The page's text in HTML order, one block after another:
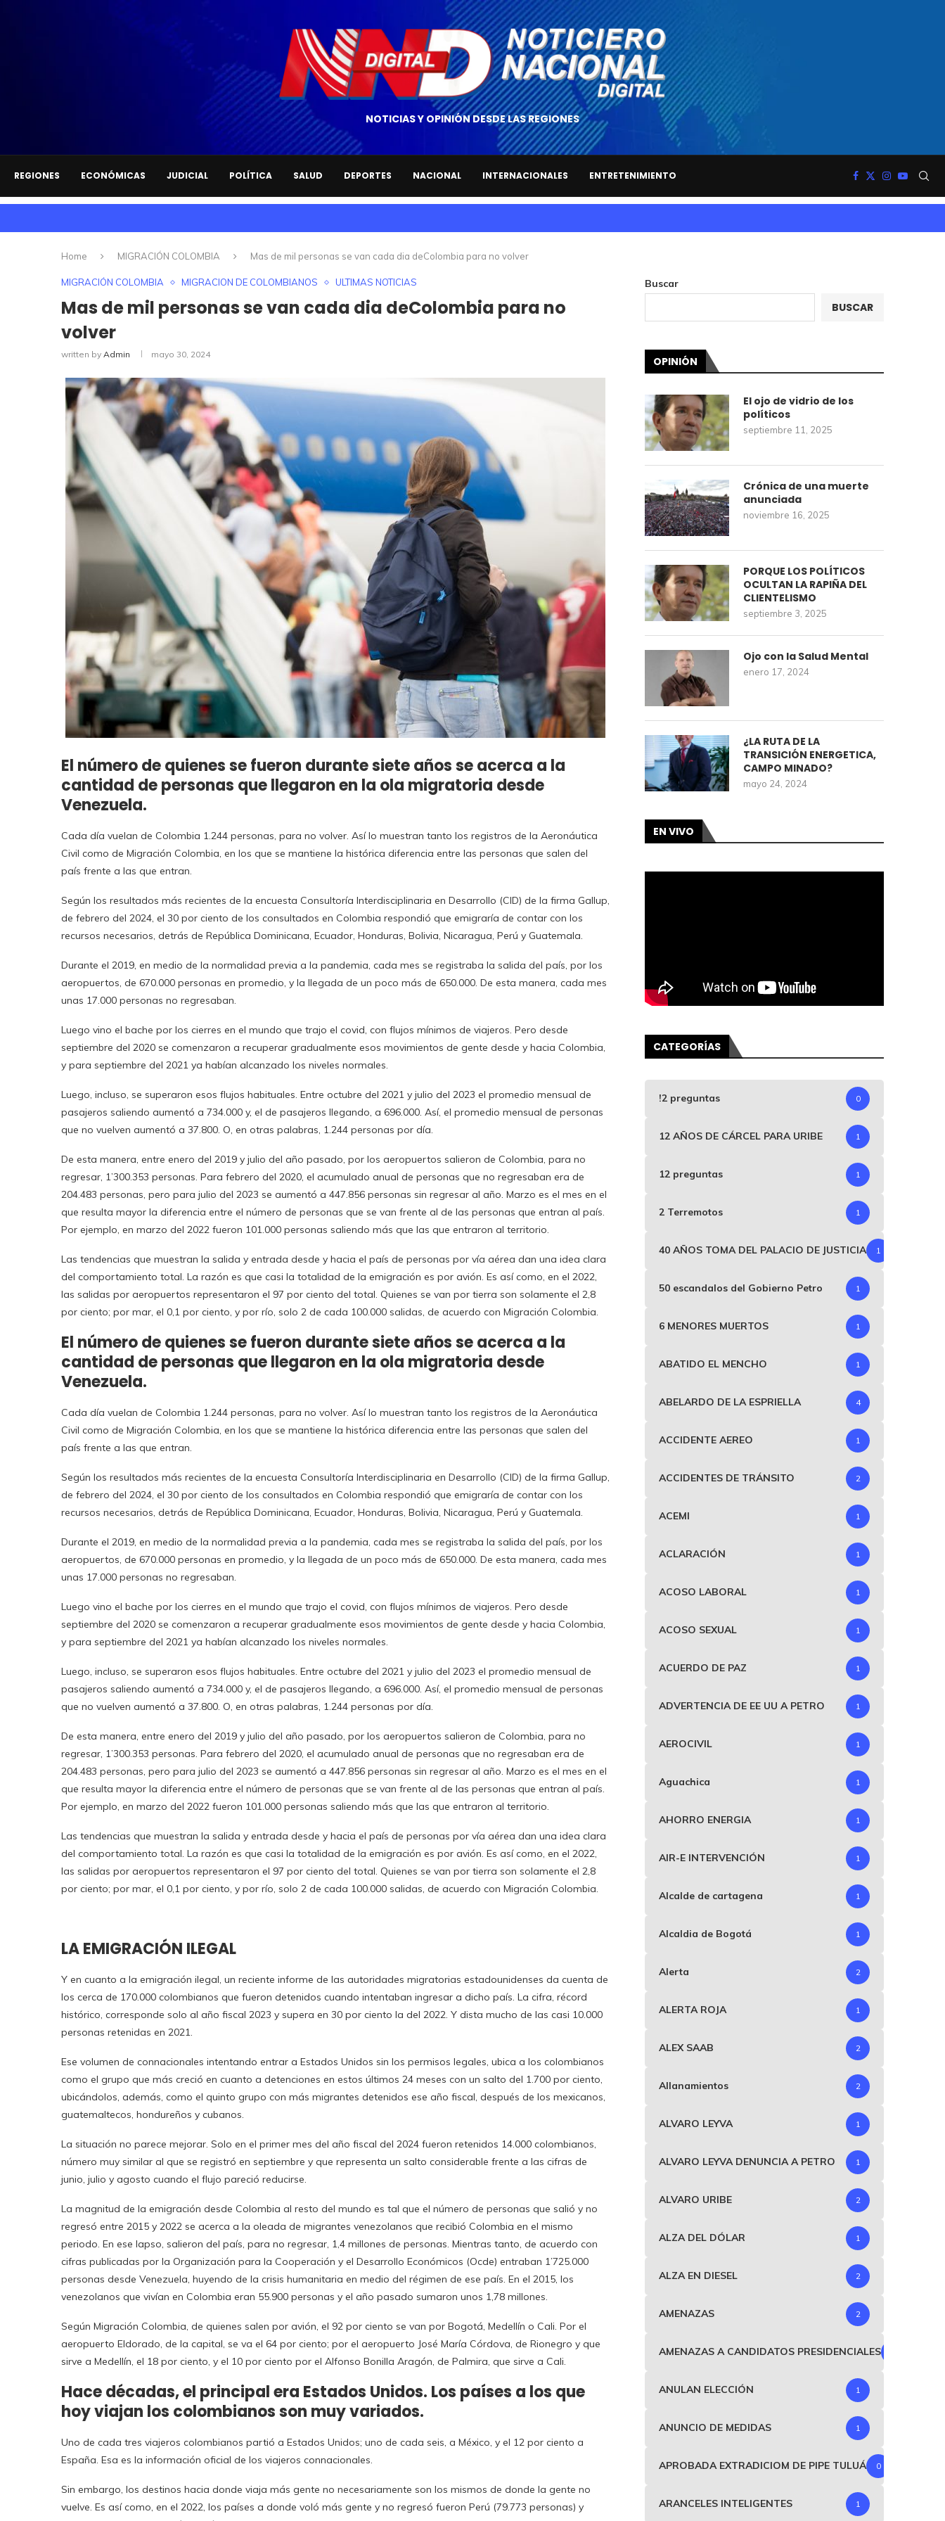
NOTICIAS Y OPINIÓN DESDE LAS REGIONES
REGIONES ECONÓMICAS JUDICIAL POLÍTICA SALUD DEPORTES NACIONAL INTERNACIONALES ENTRETENIMIENTO
Home MIGRACIÓN COLOMBIA Mas de mil personas se van cada dia deColombia para no volver
MIGRACIÓN COLOMBIA MIGRACION DE COLOMBIANOS ULTIMAS NOTICIAS
Mas de mil personas se van cada dia deColombia para no
volver
written by Admin mayo 30, 2024
El número de quienes se fueron durante siete años se acerca a la
cantidad de personas que llegaron en la ola migratoria desde
Venezuela.
Cada día vuelan de Colombia 1.244 personas, para no volver. Así lo muestran tanto los registros de la Aeronáutica
Civil como de Migración Colombia, en los que se mantiene la histórica diferencia entre las personas que salen del
país frente a las que entran.
Según los resultados más recientes de la encuesta Consultoría Interdisciplinaria en Desarrollo (CID) de la firma Gallup,
de febrero del 2024, el 30 por ciento de los consultados en Colombia respondió que emigraría de contar con los
recursos necesarios, detrás de República Dominicana, Ecuador, Honduras, Bolivia, Nicaragua, Perú y Guatemala.
Durante el 2019, en medio de la normalidad previa a la pandemia, cada mes se registraba la salida del país, por los
aeropuertos, de 670.000 personas en promedio, y la llegada de un poco más de 650.000. De esta manera, cada mes
unas 17.000 personas no regresaban.
Luego vino el bache por los cierres en el mundo que trajo el covid, con flujos mínimos de viajeros. Pero desde
septiembre del 2020 se comenzaron a recuperar gradualmente esos movimientos de gente desde y hacia Colombia,
y para septiembre del 2021 ya habían alcanzado los niveles normales.
Luego, incluso, se superaron esos flujos habituales. Entre octubre del 2021 y julio del 2023 el promedio mensual de
pasajeros saliendo aumentó a 734.000 y, el de pasajeros llegando, a 696.000. Así, el promedio mensual de personas
que no vuelven aumentó a 37.800. O, en otras palabras, 1.244 personas por día.
De esta manera, entre enero del 2019 y julio del año pasado, por los aeropuertos salieron de Colombia, para no
regresar, 1’300.353 personas. Para febrero del 2020, el acumulado anual de personas que no regresaban era de
204.483 personas, pero para julio del 2023 se aumentó a 447.856 personas sin regresar al año. Marzo es el mes en el
que resulta mayor la diferencia entre el número de personas que se van frente al de las personas que entran al país.
Por ejemplo, en marzo del 2022 fueron 101.000 personas saliendo más que las que entraron al territorio.
Las tendencias que muestran la salida y entrada desde y hacia el país de personas por vía aérea dan una idea clara
del comportamiento total. La razón es que casi la totalidad de la emigración es por avión. Es así como, en el 2022,
las salidas por aeropuertos representaron el 97 por ciento del total. Quienes se van por tierra son solamente el 2,8
por ciento; por mar, el 0,1 por ciento, y por río, solo 2 de cada 100.000 salidas, de acuerdo con Migración Colombia.
El número de quienes se fueron durante siete años se acerca a la
cantidad de personas que llegaron en la ola migratoria desde
Venezuela.
Cada día vuelan de Colombia 1.244 personas, para no volver. Así lo muestran tanto los registros de la Aeronáutica
Civil como de Migración Colombia, en los que se mantiene la histórica diferencia entre las personas que salen del
país frente a las que entran.
Según los resultados más recientes de la encuesta Consultoría Interdisciplinaria en Desarrollo (CID) de la firma Gallup,
de febrero del 2024, el 30 por ciento de los consultados en Colombia respondió que emigraría de contar con los
recursos necesarios, detrás de República Dominicana, Ecuador, Honduras, Bolivia, Nicaragua, Perú y Guatemala.
Durante el 2019, en medio de la normalidad previa a la pandemia, cada mes se registraba la salida del país, por los
aeropuertos, de 670.000 personas en promedio, y la llegada de un poco más de 650.000. De esta manera, cada mes
unas 17.000 personas no regresaban.
Luego vino el bache por los cierres en el mundo que trajo el covid, con flujos mínimos de viajeros. Pero desde
septiembre del 2020 se comenzaron a recuperar gradualmente esos movimientos de gente desde y hacia Colombia,
y para septiembre del 2021 ya habían alcanzado los niveles normales.
Luego, incluso, se superaron esos flujos habituales. Entre octubre del 2021 y julio del 2023 el promedio mensual de
pasajeros saliendo aumentó a 734.000 y, el de pasajeros llegando, a 696.000. Así, el promedio mensual de personas
que no vuelven aumentó a 37.800. O, en otras palabras, 1.244 personas por día.
De esta manera, entre enero del 2019 y julio del año pasado, por los aeropuertos salieron de Colombia, para no
regresar, 1’300.353 personas. Para febrero del 2020, el acumulado anual de personas que no regresaban era de
204.483 personas, pero para julio del 2023 se aumentó a 447.856 personas sin regresar al año. Marzo es el mes en el
que resulta mayor la diferencia entre el número de personas que se van frente al de las personas que entran al país.
Por ejemplo, en marzo del 2022 fueron 101.000 personas saliendo más que las que entraron al territorio.
Las tendencias que muestran la salida y entrada desde y hacia el país de personas por vía aérea dan una idea clara
del comportamiento total. La razón es que casi la totalidad de la emigración es por avión. Es así como, en el 2022,
las salidas por aeropuertos representaron el 97 por ciento del total. Quienes se van por tierra son solamente el 2,8
por ciento; por mar, el 0,1 por ciento, y por río, solo 2 de cada 100.000 salidas, de acuerdo con Migración Colombia.
LA EMIGRACIÓN ILEGAL
Y en cuanto a la emigración ilegal, un reciente informe de las autoridades migratorias estadounidenses da cuenta de
los cerca de 170.000 colombianos que fueron detenidos cuando intentaban ingresar a dicho país. La cifra, récord
histórico, corresponde solo al año fiscal 2023 y supera en 30 por ciento la del 2022. Y dista mucho de las casi 10.000
personas retenidas en 2021.
Ese volumen de connacionales intentando entrar a Estados Unidos sin los permisos legales, ubica a los colombianos
como el grupo que más creció en cuanto a detenciones en estos últimos 24 meses con un salto del 1.700 por ciento,
ubicándolos, además, como el quinto grupo con más migrantes detenidos ese año fiscal, después de los mexicanos,
guatemaltecos, hondureños y cubanos.
La situación no parece mejorar. Solo en el primer mes del año fiscal del 2024 fueron retenidos 14.000 colombianos,
número muy similar al que se registró en septiembre y que representa un salto considerable frente a las cifras de
junio, julio y agosto cuando el flujo pareció reducirse.
La magnitud de la emigración desde Colombia al resto del mundo es tal que el número de personas que salió y no
regresó entre 2015 y 2022 se acerca a la oleada de migrantes venezolanos que recibió Colombia en el mismo
periodo. En ese lapso, salieron del país, para no regresar, 1,4 millones de personas. Mientras tanto, de acuerdo con
cifras publicadas por la Organización para la Cooperación y el Desarrollo Económicos (Ocde) entraban 1’725.000
personas desde Venezuela, huyendo de la crisis humanitaria en medio del régimen de ese país. En el 2015, los
venezolanos que vivían en Colombia eran 55.900 personas y el año pasado sumaron unos 1,78 millones.
Según Migración Colombia, de quienes salen por avión, el 92 por ciento se van por Bogotá, Medellín o Cali. Por el
aeropuerto Eldorado, de la capital, se va el 64 por ciento; por el aeropuerto José María Córdova, de Rionegro y que
sirve a Medellín, el 18 por ciento, y el 10 por ciento por el Alfonso Bonilla Aragón, de Palmira, que sirve a Cali.
Hace décadas, el principal era Estados Unidos. Los países a los que
hoy viajan los colombianos son muy variados.
Uno de cada tres viajeros colombianos partió a Estados Unidos; uno de cada seis, a México, y el 12 por ciento a
España. Esa es la información oficial de los viajeros connacionales.
Sin embargo, los destinos hacia donde viaja más gente no necesariamente son los mismos de donde la gente no
vuelve. Es así como, en el 2022, los países a donde voló más gente y no regresó fueron Perú (79.773 personas) y
Buscar
BUSCAR
OPINIÓN
El ojo de vidrio de los
políticos
septiembre 11, 2025
Crónica de una muerte
anunciada
noviembre 16, 2025
PORQUE LOS POLÍTICOS
OCULTAN LA RAPIÑA DEL
CLIENTELISMO
septiembre 3, 2025
Ojo con la Salud Mental
enero 17, 2024
¿LA RUTA DE LA
TRANSICIÓN ENERGETICA,
CAMPO MINADO?
mayo 24, 2024
EN VIVO
CATEGORÍAS
!2 preguntas 0
12 AÑOS DE CÁRCEL PARA URIBE 1
12 preguntas 1
2 Terremotos 1
40 AÑOS TOMA DEL PALACIO DE JUSTICIA 1
50 escandalos del Gobierno Petro 1
6 MENORES MUERTOS 1
ABATIDO EL MENCHO 1
ABELARDO DE LA ESPRIELLA 4
ACCIDENTE AEREO 1
ACCIDENTES DE TRÁNSITO 2
ACEMI 1
ACLARACIÓN 1
ACOSO LABORAL 1
ACOSO SEXUAL 1
ACUERDO DE PAZ 1
ADVERTENCIA DE EE UU A PETRO 1
AEROCIVIL 1
Aguachica 1
AHORRO ENERGIA 1
AIR-E INTERVENCIÓN 1
Alcalde de cartagena 1
Alcaldia de Bogotá 1
Alerta 2
ALERTA ROJA 1
ALEX SAAB 2
Allanamientos 2
ALVARO LEYVA 1
ALVARO LEYVA DENUNCIA A PETRO 1
ALVARO URIBE 2
ALZA DEL DÓLAR 1
ALZA EN DIESEL 2
AMENAZAS 2
AMENAZAS A CANDIDATOS PRESIDENCIALES
ANULAN ELECCIÓN 1
ANUNCIO DE MEDIDAS 1
APROBADA EXTRADICIOM DE PIPE TULUÁ 0
ARANCELES INTELIGENTES 1